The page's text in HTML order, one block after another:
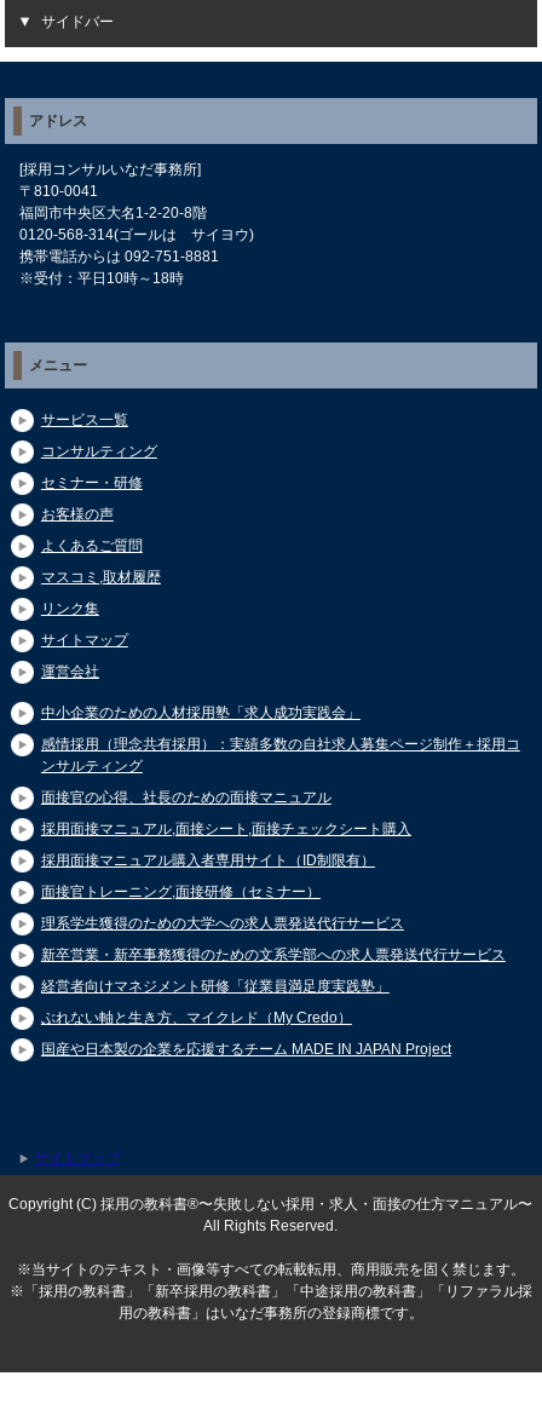
サイドバー
アドレス
[採用コンサルいなだ事務所]
〒810-0041
福岡市中央区大名1-2-20-8階
0120-568-314(ゴールは サイヨウ)
携帯電話からは 092-751-8881
※受付：平日10時～18時
メニュー
サービス一覧
コンサルティング
セミナー・研修
お客様の声
よくあるご質問
マスコミ,取材履歴
リンク集
サイトマップ
運営会社
中小企業のための人材採用塾「求人成功実践会」
感情採用（理念共有採用）：実績多数の自社求人募集ページ制作＋採用コ
ンサルティング
面接官の心得、社長のための面接マニュアル
採用面接マニュアル,面接シート,面接チェックシート購入
採用面接マニュアル購入者専用サイト（ID制限有）
面接官トレーニング,面接研修（セミナー）
理系学生獲得のための大学への求人票発送代行サービス
新卒営業・新卒事務獲得のための文系学部への求人票発送代行サービス
経営者向けマネジメント研修「従業員満足度実践塾」
ぶれない軸と生き方、マイクレド（My Credo）
国産や日本製の企業を応援するチーム MADE IN JAPAN Project
サイトマップ
Copyright (C) 採用の教科書®〜失敗しない採用・求人・面接の仕方マニュアル〜
All Rights Reserved.
※当サイトのテキスト・画像等すべての転載転用、商用販売を固く禁じます。
※「採用の教科書」「新卒採用の教科書」「中途採用の教科書」「リファラル採
用の教科書」はいなだ事務所の登録商標です。